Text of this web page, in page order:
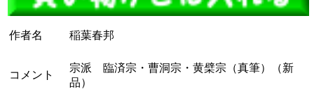
作者名 稲葉春邦
コメント
宗派 臨済宗・曹洞宗・黄檗宗（真筆）（新
品）